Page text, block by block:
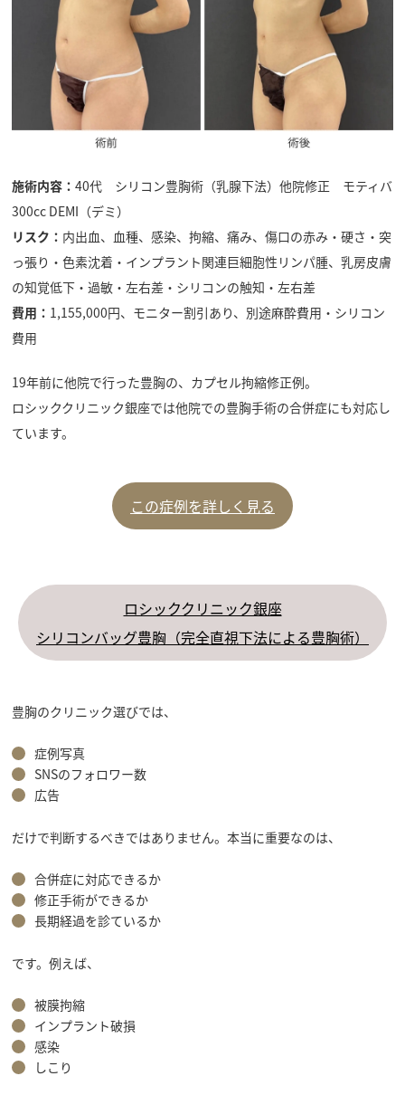
施術内容： 40代 シリコン豊胸術（乳腺下法）他院修正 モティバ
300cc DEMI（デミ）
リスク： 内出血、血種、感染、拘縮、痛み、傷口の赤み・硬さ・突
っ張り・色素沈着・インプラント関連巨細胞性リンパ腫、乳房皮膚
の知覚低下・過敏・左右差・シリコンの触知・左右差
費用： 1,155,000円、モニター割引あり、別途麻酔費用・シリコン
費用
19年前に他院で行った豊胸の、カプセル拘縮修正例。
ロシッククリニック銀座では他院での豊胸手術の合併症にも対応し
ています。
この症例を詳しく見る
ロシッククリニック銀座
シリコンバッグ豊胸（完全直視下法による豊胸術）
豊胸のクリニック選びでは、
症例写真
SNSのフォロワー数
広告
だけで判断するべきではありません。本当に重要なのは、
合併症に対応できるか
修正手術ができるか
長期経過を診ているか
です。例えば、
被膜拘縮
インプラント破損
感染
しこり